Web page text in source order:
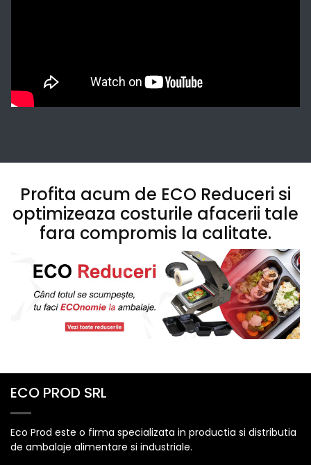
Profita acum de ECO Reduceri si
optimizeaza costurile afacerii tale
fara compromis la calitate.
ECO PROD SRL
Eco Prod este o firma specializata in productia si distributia
de ambalaje alimentare si industriale.